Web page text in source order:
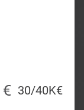
30/40K€